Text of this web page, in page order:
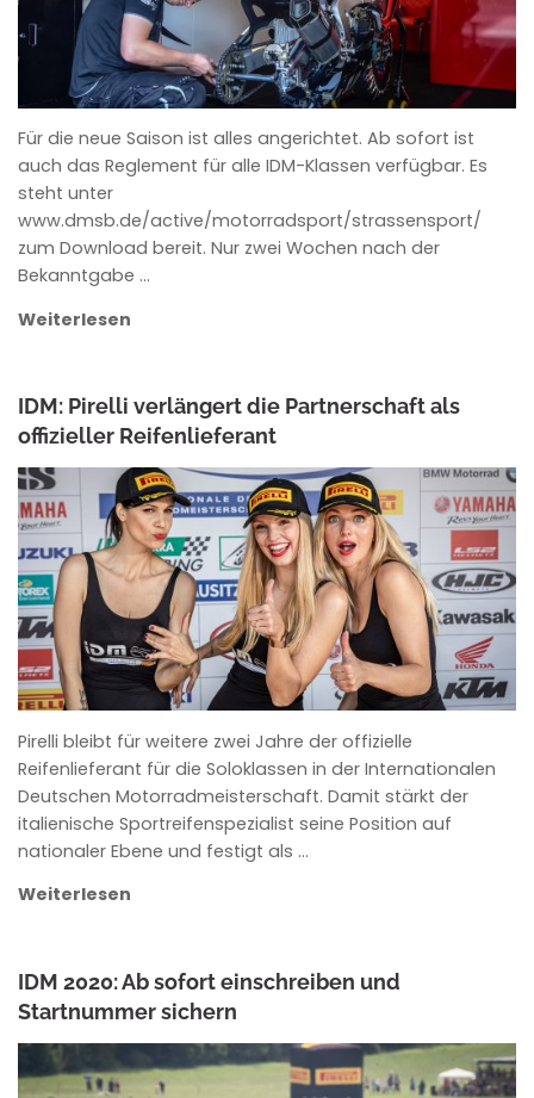
Für die neue Saison ist alles angerichtet. Ab sofort ist
auch das Reglement für alle IDM-Klassen verfügbar. Es
steht unter
www.dmsb.de/active/motorradsport/strassensport/
zum Download bereit. Nur zwei Wochen nach der
Bekanntgabe …
Weiterlesen
IDM: Pirelli verlängert die Partnerschaft als
offizieller Reifenlieferant
ANKE WIECZOREK
Pirelli bleibt für weitere zwei Jahre der offizielle
Reifenlieferant für die Soloklassen in der Internationalen
Deutschen Motorradmeisterschaft. Damit stärkt der
italienische Sportreifenspezialist seine Position auf
nationaler Ebene und festigt als …
Weiterlesen
IDM 2020: Ab sofort einschreiben und
Startnummer sichern
ANKE WIECZOREK